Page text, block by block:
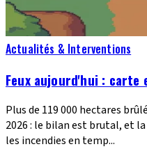
Actualités & Interventions
Feux aujourd'hui : carte
Plus de 119 000 hectares
2026 : le bilan est brutal, et
les incendies en temp...